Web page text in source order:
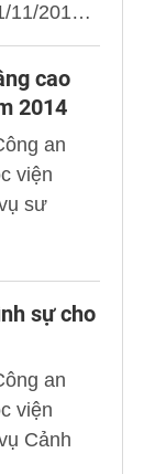
11/2014,
gia
tội
đồng
cao
2014
an
viện
sư
sự cho
an
viện
Cảnh